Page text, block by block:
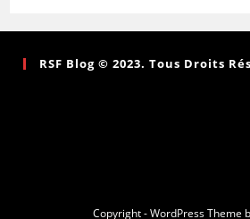
RSF Blog © 2023. Tous Droits
Copyright - WordPress Theme